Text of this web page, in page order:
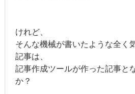
けれど、
そんな機械が書いたような全く
記事は、
記事作成ツールが作った記事と
か？